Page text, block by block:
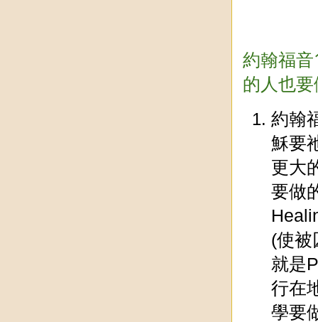
約翰福
的人也
約翰
穌要
更大
要做
(使被
就是
行在
學要